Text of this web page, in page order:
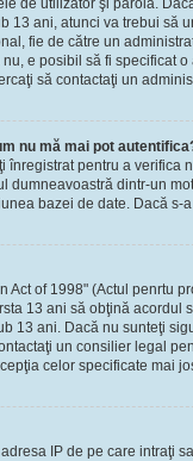
de utilizator şi parola.
13 ani, atunci va trebui
fie de către un
e posibil să fi specificat
să contactaţi un
nu mă mai pot
înregistrat pentru a
dumneavoastră dintr-un
bazei de date. Dacă
Act of 1998" (Actul penrtu
13 ani să obţină
13 ani. Dacă nu sunteţi
un consilier legal
celor specificate mai
IP de pe care intraţi